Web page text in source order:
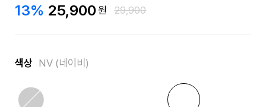
13% 25,900원 29,900
색상 NV (네이비)